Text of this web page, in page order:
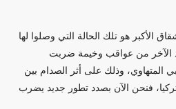
الأكبر هو تلك الحالة التي وصلوا لها
الآخر من عواقب وخيمة ضربت
المتهاوي، وذلك على أثر الصدام بين
فنحن الآن بصدد تطور جديد يضرب